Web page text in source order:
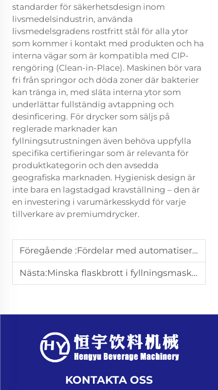
standarder för säkerhetsdesign inom
livsmedelsindustrin, använda
livsmedelsgradens rostfritt stål för alla ytor
som kommer i kontakt med produkten och ha
interna vägar som är kompatibla med CIP-
rengöring (Clean-in-Place). Maskinen bör vara
fri från springor och döda zoner där bakterier
kan tränga in, med släta interna ytor som
underlättar fullständig avtappning och
desinficering. För drycker som säljs på
reglerade marknader kan
fyllningsutrustningen även behöva uppfylla
specifika certifieringar som är relevanta för
produktkategorin och den avsedda
geografiska marknaden. Hygienisk design är
inte bara en lagstadgad kravställning – den är
en investering i varumärkesskydd för varje
tillverkare av premiumdrycker.
Föregående :Fördelar med automatisering i glasflaskfyllningsmaskiner
Nästa:Minska flaskbrott i fyllningsmaskiner för glasflaskor
KONTAKTA OSS